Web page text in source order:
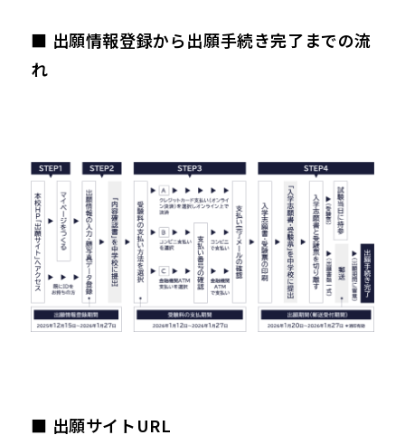
■ 出願情報登録から出願手続き完了までの流
れ
■ 出願サイトURL